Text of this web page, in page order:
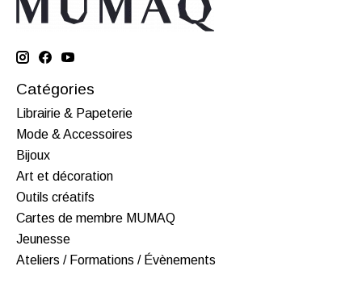
Catégories
Librairie & Papeterie
Mode & Accessoires
Bijoux
Art et décoration
Outils créatifs
Cartes de membre MUMAQ
Jeunesse
Ateliers / Formations / Évènements